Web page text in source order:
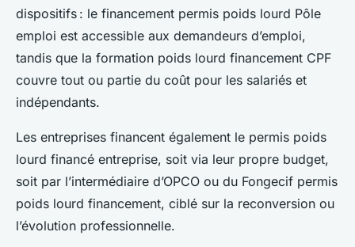
dispositifs : le financement permis poids lourd Pôle
emploi est accessible aux demandeurs d’emploi,
tandis que la formation poids lourd financement CPF
couvre tout ou partie du coût pour les salariés et
indépendants.
Les entreprises financent également le permis poids
lourd financé entreprise, soit via leur propre budget,
soit par l’intermédiaire d’OPCO ou du Fongecif permis
poids lourd financement, ciblé sur la reconversion ou
l’évolution professionnelle.